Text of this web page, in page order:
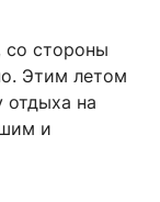
со стороны
Этим летом
отдыха на
и